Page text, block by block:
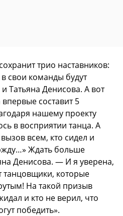
трио наставников:
свои команды будут
Татьяна Денисова. А вот
составит 5
нашему проекту
в восприятии танца. А
всем, кто сидел и
Ждать больше
Денисова. — И я уверена,
танцовщики, которые
На такой призыв
и кто не верил, что
победить».